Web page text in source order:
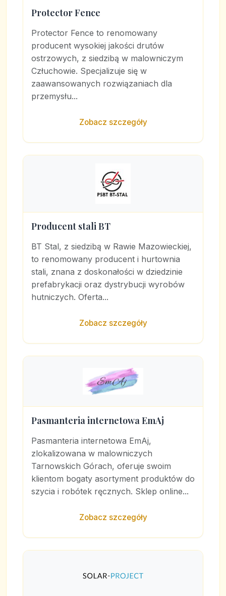
Protector Fence
Protector Fence to renomowany
producent wysokiej jakości drutów
ostrzowych, z siedzibą w malowniczym
Człuchowie. Specjalizuje się w
zaawansowanych rozwiązaniach dla
przemysłu...
Zobacz szczegóły
Producent stali BT
BT Stal, z siedzibą w Rawie Mazowieckiej,
to renomowany producent i hurtownia
stali, znana z doskonałości w dziedzinie
prefabrykacji oraz dystrybucji wyrobów
hutniczych. Oferta...
Zobacz szczegóły
Pasmanteria internetowa EmAj
Pasmanteria internetowa EmAj,
zlokalizowana w malowniczych
Tarnowskich Górach, oferuje swoim
klientom bogaty asortyment produktów do
szycia i robótek ręcznych. Sklep online...
Zobacz szczegóły